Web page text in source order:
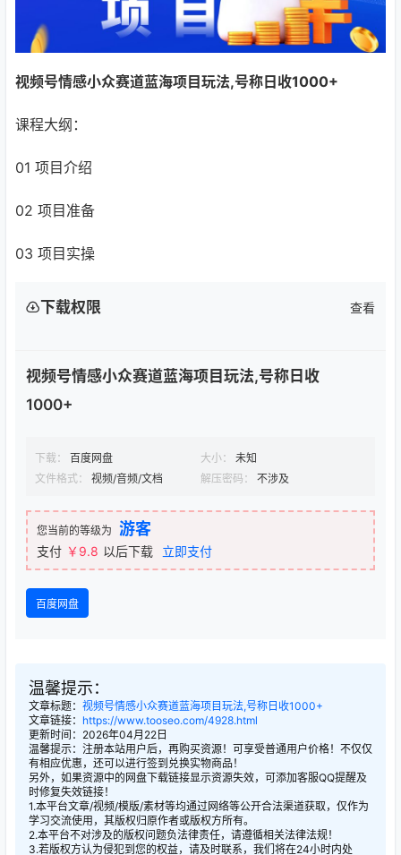
视频号情感小众赛道蓝海项目玩法,号称日收1000+
课程大纲：
01 项目介绍
02 项目准备
03 项目实操
下载权限 查看
视频号情感小众赛道蓝海项目玩法,号称日收
1000+
下载： 百度网盘 大小：
未知
文件格式：
视频/音频/文档 解压密码： 不涉及
您当前的等级为 游客
支付 ￥9.8 以后下载 立即支付
百度网盘
温馨提示：
文章标题： 视频号情感小众赛道蓝海项目玩法,号称日收1000+
文章链接： https://www.tooseo.com/4928.html
更新时间：2026年04月22日
温馨提示：注册本站用户后，再购买资源！可享受普通用户价格！不仅仅
有相应优惠，还可以进行签到兑换实物商品！
另外，如果资源中的网盘下载链接显示资源失效，可添加客服QQ提醒及
时修复失效链接！
1.本平台文章/视频/模版/素材等均通过网络等公开合法渠道获取，仅作为
学习交流使用，其版权归原作者或版权方所有。
2.本平台不对涉及的版权问题负法律责任，请遵循相关法律法规！
3.若版权方认为侵犯到您的权益，请及时联系，我们将在24小时内处